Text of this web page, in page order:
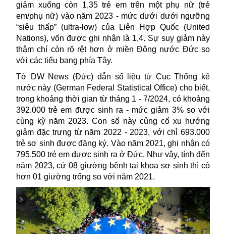
giảm xuống còn 1,35 trẻ em trên một phụ nữ (trẻ
em/phụ nữ) vào năm 2023 - mức dưới dưới ngưỡng
“siêu thấp” (ultra-low) của Liên Hợp Quốc (United
Nations), vốn được ghi nhận là 1,4. Sự suy giảm này
thậm chí còn rõ rệt hơn ở miền Đông nước Đức so
với các tiểu bang phía Tây.
Tờ
DW News (Đức) dẫn số liệu từ Cục Thống kê
nước này (German Federal Statistical Office) cho biết,
trong khoảng thời gian từ tháng 1 - 7/2024, có khoảng
392.000 trẻ em được sinh ra - mức giảm 3% so với
cùng kỳ năm 2023. Con số này củng cố xu hướng
giảm đặc trưng từ năm 2022 - 2023, với chỉ 693.000
trẻ sơ sinh được đăng ký. Vào năm 2021, ghi nhận có
795.500 trẻ em được sinh ra ở Đức. Như vậy, tính đến
năm 2023, cứ 08 giường bệnh tại khoa sơ sinh thì có
hơn 01 giường trống so với năm 2021.